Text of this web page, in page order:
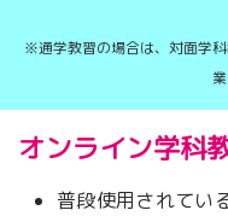
※通学教習の場合は、対面学
オンライン学科
普段使用されてい